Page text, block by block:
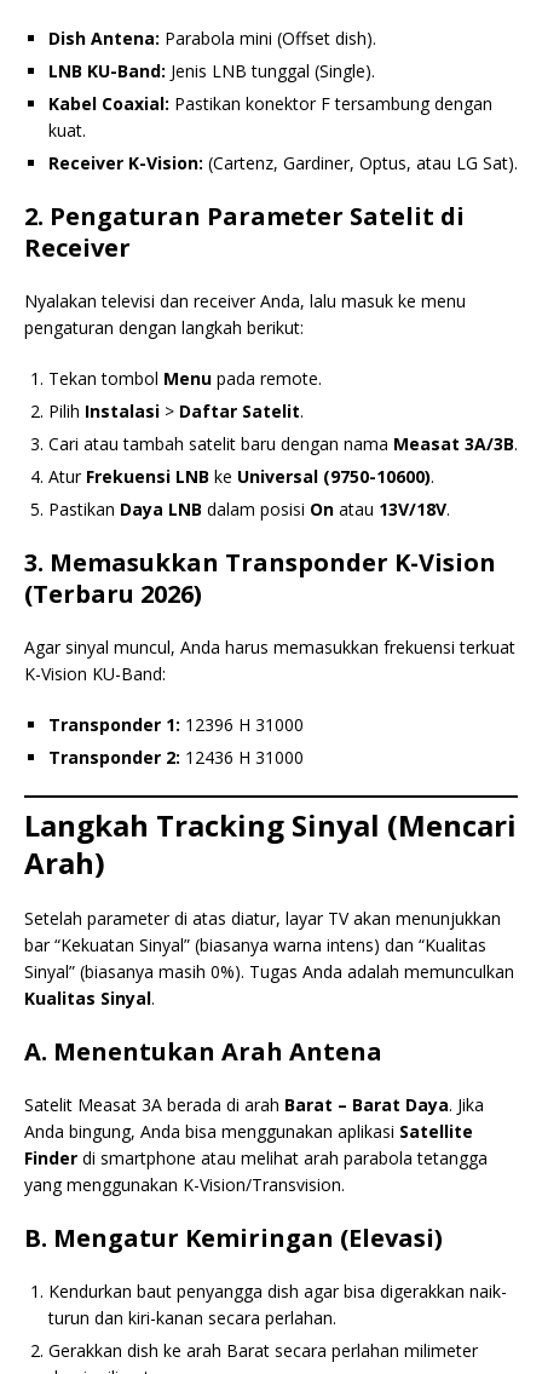
Dish Antena: Parabola mini (Offset dish).
LNB KU-Band: Jenis LNB tunggal (Single).
Kabel Coaxial: Pastikan konektor F tersambung dengan
kuat.
Receiver K-Vision: (Cartenz, Gardiner, Optus, atau LG Sat).
2. Pengaturan Parameter Satelit di
Receiver
Nyalakan televisi dan receiver Anda, lalu masuk ke menu
pengaturan dengan langkah berikut:
Tekan tombol Menu pada remote.
Pilih Instalasi > Daftar Satelit.
Cari atau tambah satelit baru dengan nama Measat 3A/3B.
Atur Frekuensi LNB ke Universal (9750-10600).
Pastikan Daya LNB dalam posisi On atau 13V/18V.
3. Memasukkan Transponder K-Vision
(Terbaru 2026)
Agar sinyal muncul, Anda harus memasukkan frekuensi terkuat
K-Vision KU-Band:
Transponder 1: 12396 H 31000
Transponder 2: 12436 H 31000
Langkah Tracking Sinyal (Mencari
Arah)
Setelah parameter di atas diatur, layar TV akan menunjukkan
bar “Kekuatan Sinyal” (biasanya warna intens) dan “Kualitas
Sinyal” (biasanya masih 0%). Tugas Anda adalah memunculkan
Kualitas Sinyal.
A. Menentukan Arah Antena
Satelit Measat 3A berada di arah Barat – Barat Daya. Jika
Anda bingung, Anda bisa menggunakan aplikasi Satellite
Finder di smartphone atau melihat arah parabola tetangga
yang menggunakan K-Vision/Transvision.
B. Mengatur Kemiringan (Elevasi)
Kendurkan baut penyangga dish agar bisa digerakkan naik-
turun dan kiri-kanan secara perlahan.
Gerakkan dish ke arah Barat secara perlahan milimeter